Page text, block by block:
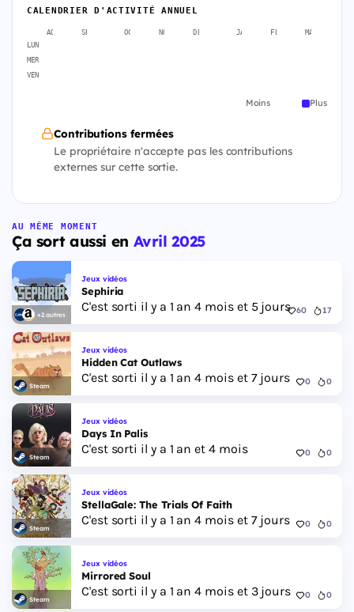
CALENDRIER D'ACTIVITÉ ANNUEL
AOÛT SEPT. OCT. NOV. DÉC. JANV. FÉVR. MARS
LUN
MER
VEN
Moins Plus
Contributions fermées
Le propriétaire n'accepte pas les contributions
externes sur cette sortie.
AU MÊME MOMENT
Ça sort aussi en Avril 2025
+2 autres
Jeux vidéos
Sephiria
C'est sorti il y a 1 an 4 mois et 5 jours 60 17
Steam
Jeux vidéos
Hidden Cat Outlaws
C'est sorti il y a 1 an 4 mois et 7 jours 0 0
Steam
Jeux vidéos
Days In Palis
C'est sorti il y a 1 an et 4 mois 0 0
Steam
Jeux vidéos
StellaGale: The Trials Of Faith
C'est sorti il y a 1 an 4 mois et 7 jours 0 0
Steam
Jeux vidéos
Mirrored Soul
C'est sorti il y a 1 an 4 mois et 3 jours 0 0